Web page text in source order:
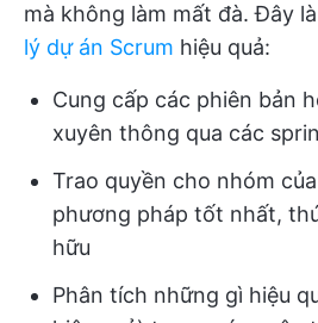
mà không làm mất đà. Đây
lý dự án Scrum hiệu quả:
Cung cấp các phiên bản
xuyên thông qua các
Trao quyền cho nhóm
phương pháp tốt nhất,
hữu
Phân tích những gì hiệu